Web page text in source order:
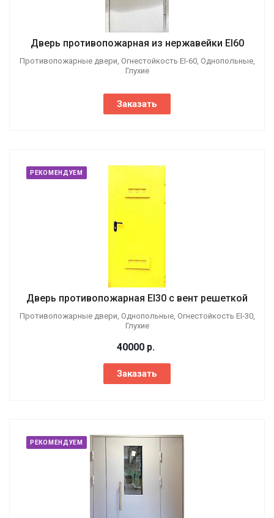
Дверь противопожарная из нержавейки EI60
Противопожарные двери, Огнестойкость EI-60, Однопольные,
Глухие
Заказать
РЕКОМЕНДУЕМ
Дверь противопожарная EI30 с вент решеткой
Противопожарные двери, Однопольные, Огнестойкость EI-30,
Глухие
40000 р.
Заказать
РЕКОМЕНДУЕМ